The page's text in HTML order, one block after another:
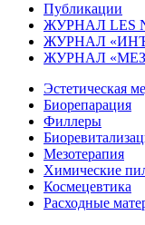
Публикации
ЖУРНАЛ LES
ЖУРНАЛ
ЖУРНАЛ
Эстетическая
Биорепарация
Филлеры
Мезотерапия
Химические
Космецевтика
Расходные